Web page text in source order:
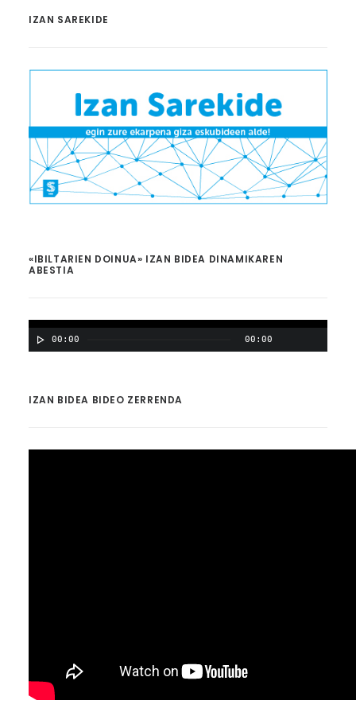
IZAN SAREKIDE
«IBILTARIEN DOINUA» IZAN BIDEA DINAMIKAREN
ABESTIA
00:00 00:00
IZAN BIDEA BIDEO ZERRENDA